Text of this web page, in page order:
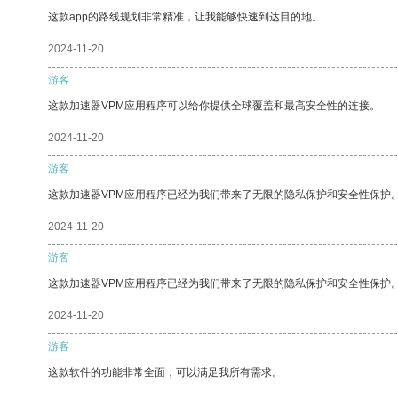
这款app的路线规划非常精准，让我能够快速到达目的地。
2024-11-20
游客
这款加速器VPM应用程序可以给你提供全球覆盖和最高安全性的连接。
2024-11-20
游客
这款加速器VPM应用程序已经为我们带来了无限的隐私保护和安全性保护
2024-11-20
游客
这款加速器VPM应用程序已经为我们带来了无限的隐私保护和安全性保护
2024-11-20
游客
这款软件的功能非常全面，可以满足我所有需求。